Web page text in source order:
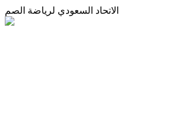
الاتحاد السعودي لرياضة الصم